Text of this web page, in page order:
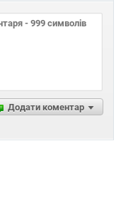
Додати коментар